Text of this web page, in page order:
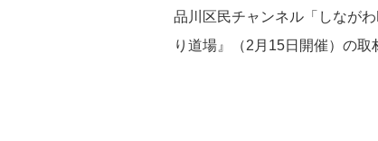
品川区民チャンネル「しなが
り道場』（2月15日開催）の取